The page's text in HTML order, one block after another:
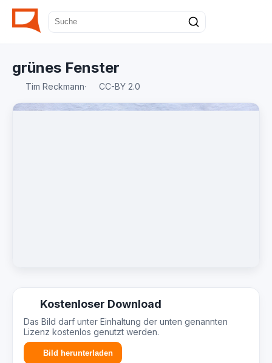
grünes Fenster
Tim Reckmann· CC-BY 2.0
Kostenloser Download
Das Bild darf unter Einhaltung der unten genannten
Lizenz kostenlos genutzt werden.
Bild herunterladen